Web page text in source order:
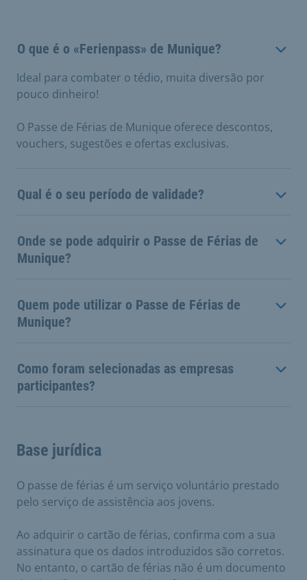
O que é o «Ferienpass» de Munique?
Ideal para combater o tédio, muita diversão por
pouco dinheiro!
O Passe de Férias de Munique oferece descontos,
vouchers, sugestões e ofertas exclusivas.
Qual é o seu período de validade?
Onde se pode adquirir o Passe de Férias de
Munique?
Quem pode utilizar o Passe de Férias de
Munique?
Como foram selecionadas as empresas
participantes?
Base jurídica
O passe de férias é um serviço voluntário prestado
pelo serviço de assistência aos jovens.
Ao adquirir o cartão de férias, confirma com a sua
assinatura que os dados introduzidos são corretos.
No entanto, o cartão de férias não é um documento